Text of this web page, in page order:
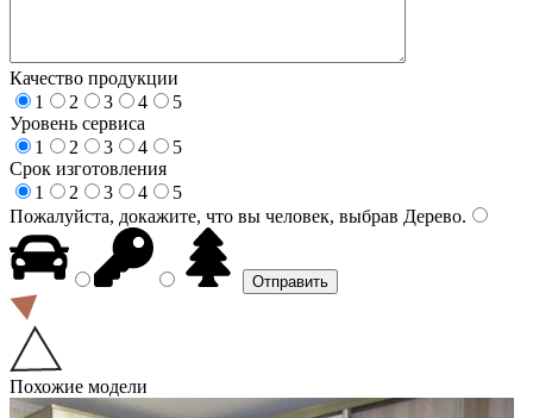
Качество продукции
1
2 3 4
5
Уровень сервиса
1
2 3 4
5
Срок изготовления
1
2 3 4
5
Пожалуйста, докажите, что вы человек, выбрав Дерево.
Похожие модели